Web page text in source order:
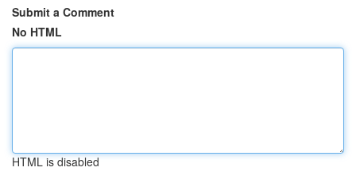
Submit a Comment
No HTML
HTML is disabled